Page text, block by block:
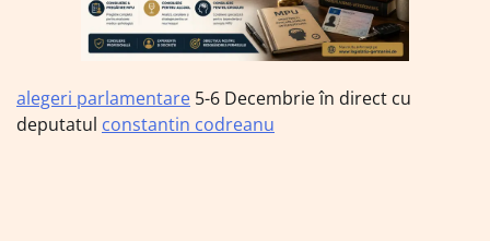
alegeri parlamentare 5-6 Decembrie în direct cu
deputatul constantin codreanu